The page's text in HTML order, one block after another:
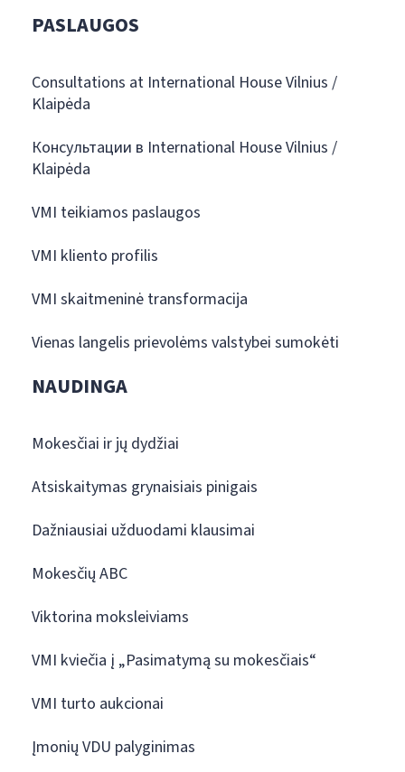
PASLAUGOS
Consultations at International House Vilnius /
Klaipėda
Консультации в International House Vilnius /
Klaipėda
VMI teikiamos paslaugos
VMI kliento profilis
VMI skaitmeninė transformacija
Vienas langelis prievolėms valstybei sumokėti
NAUDINGA
Mokesčiai ir jų dydžiai
Atsiskaitymas grynaisiais pinigais
Dažniausiai užduodami klausimai
Mokesčių ABC
Viktorina moksleiviams
VMI kviečia į „Pasimatymą su mokesčiais“
VMI turto aukcionai
Įmonių VDU palyginimas